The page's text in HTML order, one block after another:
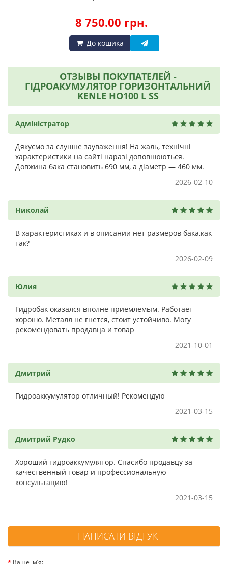
8 750.00 грн.
До кошика
ОТЗЫВЫ ПОКУПАТЕЛЕЙ -
ГІДРОАКУМУЛЯТОР ГОРИЗОНТАЛЬНИЙ
KENLE HO100 L SS
Адміністратор
Дякуємо за слушне зауваження! На жаль, технічні
характеристики на сайті наразі доповнюються.
Довжина бака становить 690 мм, а діаметр — 460 мм.
2026-02-10
Николай
В характеристиках и в описании нет размеров бака,как
так?
2026-02-09
Юлия
Гидробак оказался вполне приемлемым. Работает
хорошо. Металл не гнется, стоит устойчиво. Могу
рекомендовать продавца и товар
2021-10-01
Дмитрий
Гидроаккумулятор отличный! Рекомендую
2021-03-15
Дмитрий Рудко
Хороший гидроаккумулятор. Спасибо продавцу за
качественный товар и профессиональную
консультацию!
2021-03-15
НАПИСАТИ ВІДГУК
Ваше ім’я: